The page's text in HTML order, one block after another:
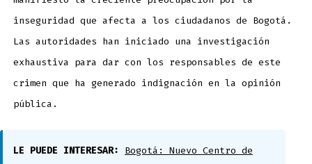
inseguridad que afecta a los ciudadanos de Bogotá.
Las autoridades han iniciado una investigación
exhaustiva para dar con los responsables de este
crimen que ha generado indignación en la opinión
pública.
LE PUEDE INTERESAR:
Bogotá: Nuevo Centro de